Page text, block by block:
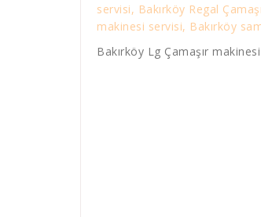
servisi, Bakırköy Regal
makinesi servisi, Bakırköy
Bakırköy Lg Çamaşır